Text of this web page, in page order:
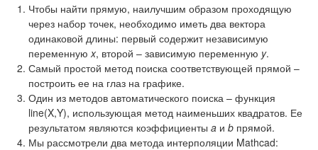
Чтобы найти прямую, наилучшим образом проходящую
через набор точек, необходимо иметь два вектора
одинаковой длины: первый содержит независимую
переменную x, второй – зависимую переменную y.
Самый простой метод поиска соответствующей прямой –
построить ее на глаз на графике.
Один из методов автоматического поиска – функция
line(X,Y), использующая метод наименьших квадратов. Ее
результатом являются коэффициенты a и b прямой.
Мы рассмотрели два метода интерполяции Mathcad: